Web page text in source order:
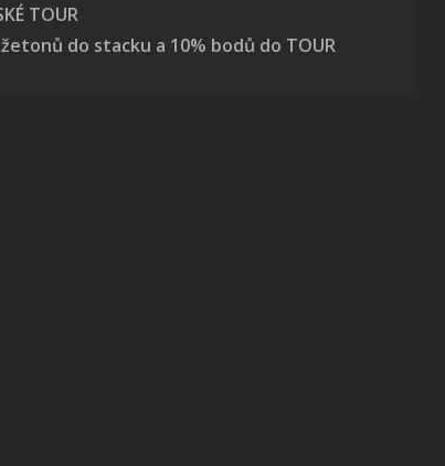
TOUR
do stacku a 10% bodů do TOUR